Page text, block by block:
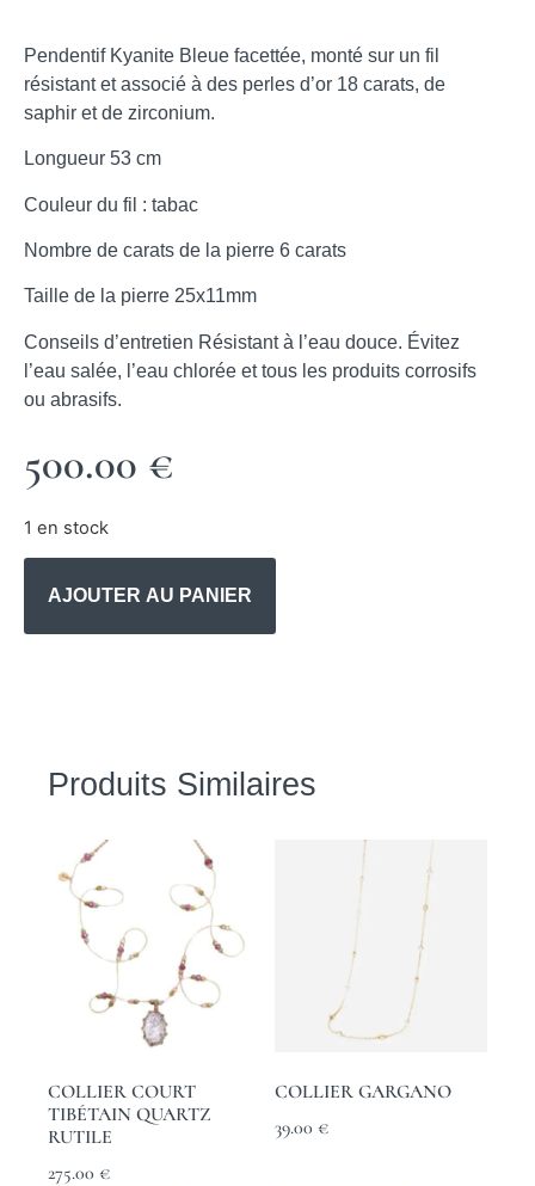
Pendentif Kyanite Bleue facettée, monté sur un fil
résistant et associé à des perles d’or 18 carats, de
saphir et de zirconium.
Longueur 53 cm
Couleur du fil : tabac
Nombre de carats de la pierre 6 carats
Taille de la pierre 25x11mm
Conseils d’entretien Résistant à l’eau douce. Évitez
l’eau salée, l’eau chlorée et tous les produits corrosifs
ou abrasifs.
500.00 €
1 en stock
AJOUTER AU PANIER
Produits Similaires
COLLIER COURT
TIBÉTAIN QUARTZ
RUTILE
275.00 €
COLLIER GARGANO
39.00 €